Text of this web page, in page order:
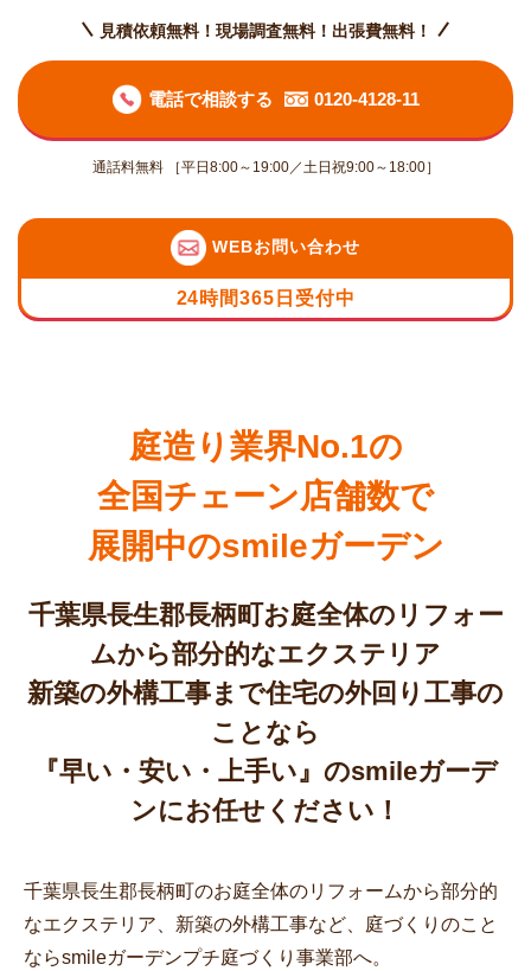
見積依頼無料！現場調査無料！出張費無料！
電話で相談する 0120-4128-11
通話料無料 ［平日8:00～19:00／土日祝9:00～18:00］
WEBお問い合わせ
24時間365日受付中
庭造り業界No.1の
全国チェーン店舗数で
展開中のsmileガーデン
千葉県長生郡長柄町お庭全体のリフォー
ムから部分的なエクステリア
新築の外構工事まで住宅の外回り工事の
ことなら
『早い・安い・上手い』のsmileガーデ
ンにお任せください！
千葉県長生郡長柄町のお庭全体のリフォームから部分的
なエクステリア、新築の外構工事など、庭づくりのこと
ならsmileガーデンプチ庭づくり事業部へ。